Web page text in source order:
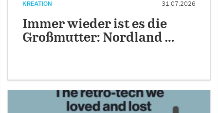
KREATION 31.07.2026
Immer wieder ist es die
Großmutter: Nordland …